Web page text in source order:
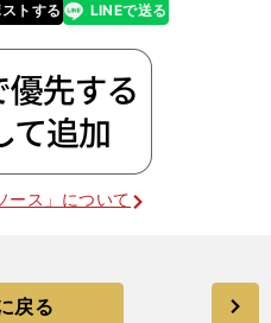
トする
line LINEで送る
ース」について
戻る